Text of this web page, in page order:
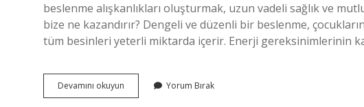
beslenme alışkanlıkları oluşturmak, uzun vadeli sağlık ve
bize ne kazandırır? Dengeli ve düzenli bir beslenme,
tüm besinleri yeterli miktarda içerir. Enerji gereksinimlerinin
Devamını okuyun
Beslenmenin
Yorum Bırak